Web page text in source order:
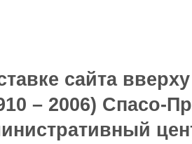
сайта
– 2006) Спасо-